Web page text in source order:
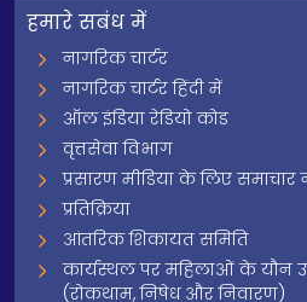
हमारे सबंध में
नागरिक चार्टर
नागरिक चार्टर हिंदी में
ऑल इंडिया रेडियो कोड
वृत्तसेवा विभाग
प्रसारण मीडिया के लिए समाचार
प्रतिक्रिया
आंतरिक शिकायत समिति
कार्यस्थल पर महिलाओं के यौन
(रोकथाम, निषेध और निवारण)